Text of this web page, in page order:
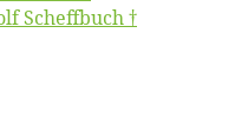
Scheffbuch †